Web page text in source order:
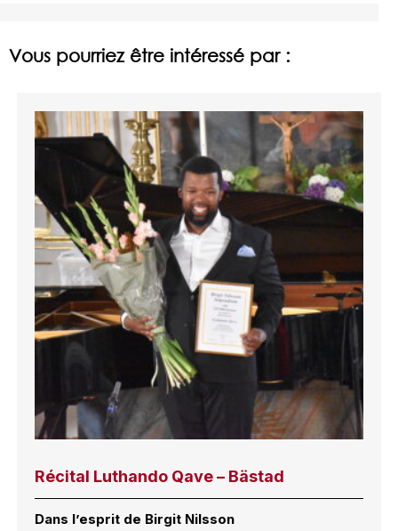
Vous pourriez être intéressé par :
Récital Luthando Qave – Bästad
Dans l’esprit de Birgit Nilsson